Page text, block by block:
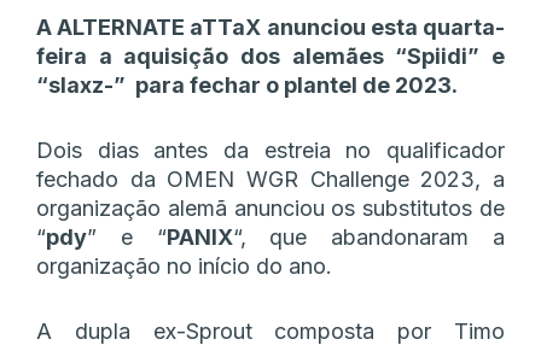
A ALTERNATE aTTaX anunciou esta quarta-
feira a aquisição dos alemães “Spiidi” e
“slaxz-” para fechar o plantel de 2023.
Dois dias antes da estreia no qualificador
fechado da OMEN WGR Challenge 2023, a
organização alemã anunciou os substitutos de
“pdy” e “PANIX“, que abandonaram a
organização no início do ano.
A dupla ex-Sprout composta por Timo